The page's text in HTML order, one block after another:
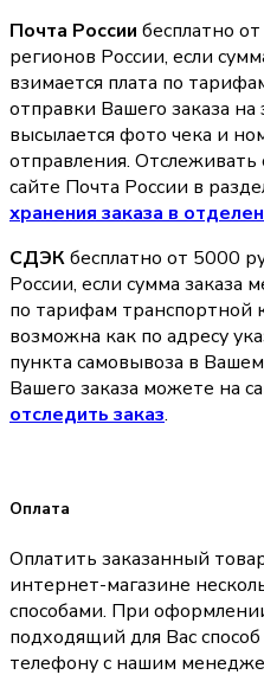
Почта России бесплатно
регионов России, если
взимается плата по
отправки Вашего заказа
высылается фото чека и
отправления. Отслеживать
сайте Почта России в
хранения заказа в
СДЭКбесплатно от 5000
России, если сумма заказа
по тарифам
возможна как по адресу
пункта самовывоза в
Вашего заказа можете на
отследить заказ.
Оплата
Оплатить заказанный
интернет-магазине
способами. При
подходящий для Вас
телефону с нашим